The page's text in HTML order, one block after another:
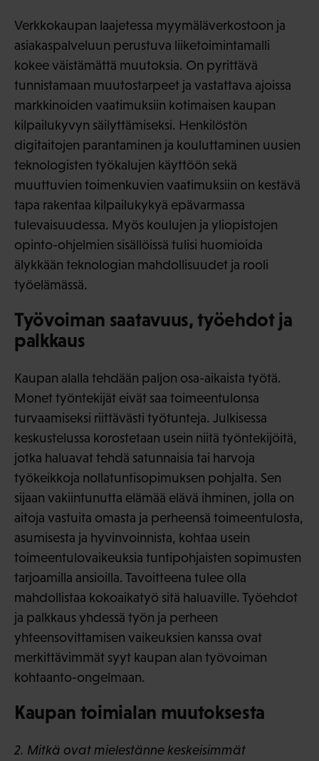
Verkkokaupan laajetessa myymäläverkostoon ja
asiakaspalveluun perustuva liiketoimintamalli
kokee väistämättä muutoksia. On pyrittävä
tunnistamaan muutostarpeet ja vastattava ajoissa
markkinoiden vaatimuksiin kotimaisen kaupan
kilpailukyvyn säilyttämiseksi. Henkilöstön
digitaitojen parantaminen ja kouluttaminen uusien
teknologisten työkalujen käyttöön sekä
muuttuvien toimenkuvien vaatimuksiin on kestävä
tapa rakentaa kilpailukykyä epävarmassa
tulevaisuudessa. Myös koulujen ja yliopistojen
opinto-ohjelmien sisällöissä tulisi huomioida
älykkään teknologian mahdollisuudet ja rooli
työelämässä.
Työvoiman saatavuus, työehdot ja
palkkaus
Kaupan alalla tehdään paljon osa-aikaista työtä.
Monet työntekijät eivät saa toimeentulonsa
turvaamiseksi riittävästi työtunteja. Julkisessa
keskustelussa korostetaan usein niitä työntekijöitä,
jotka haluavat tehdä satunnaisia tai harvoja
työkeikkoja nollatuntisopimuksen pohjalta. Sen
sijaan vakiintunutta elämää elävä ihminen, jolla on
aitoja vastuita omasta ja perheensä toimeentulosta,
asumisesta ja hyvinvoinnista, kohtaa usein
toimeentulovaikeuksia tuntipohjaisten sopimusten
tarjoamilla ansioilla. Tavoitteena tulee olla
mahdollistaa kokoaikatyö sitä haluaville. Työehdot
ja palkkaus yhdessä työn ja perheen
yhteensovittamisen vaikeuksien kanssa ovat
merkittävimmät syyt kaupan alan työvoiman
kohtaanto-ongelmaan.
Kaupan toimialan muutoksesta
2. Mitkä ovat mielestänne keskeisimmät